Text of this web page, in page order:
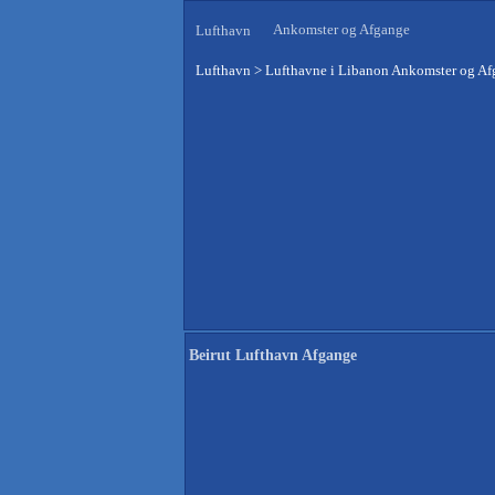
Lufthavn Ankomster og Afgange
Lufthavn > Lufthavne i Libanon Ankomster og
Beirut Lufthavn Afgange